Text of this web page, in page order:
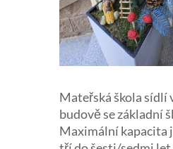
Mateřská škola sídlí
budově se základní
Maximální kapacita